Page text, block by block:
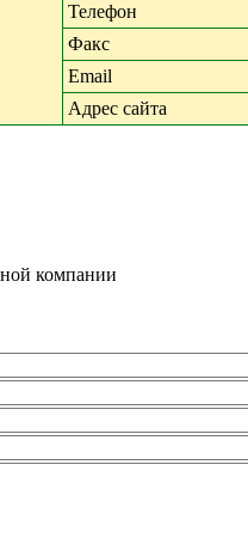
Телефон
Факс
Email
Адрес сайта
компании